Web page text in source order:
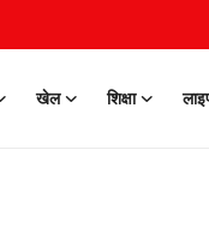
खेल शिक्षा